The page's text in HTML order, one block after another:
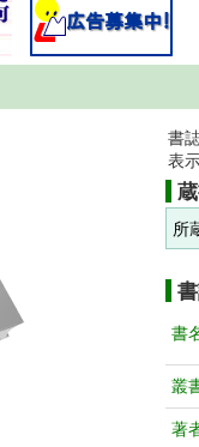
書
表
所
書
叢
著